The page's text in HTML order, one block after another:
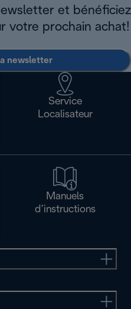
et bénéficiez
votre prochain achat!
newsletter
Service
Localisateur
Manuels
d’instructions